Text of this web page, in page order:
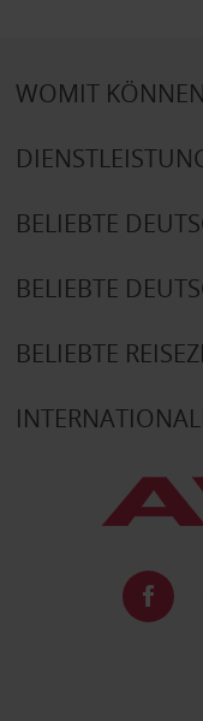
WOMIT
BELIEBTE
BELIEBTE
BELIEBTE